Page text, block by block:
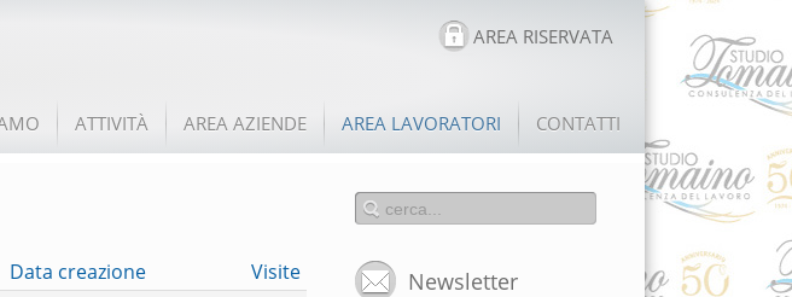
AREA RISERVATA
ATTIVITÀ AREA AZIENDE AREA LAVORATORI CONTATTI
Data creazione Visite Newsletter